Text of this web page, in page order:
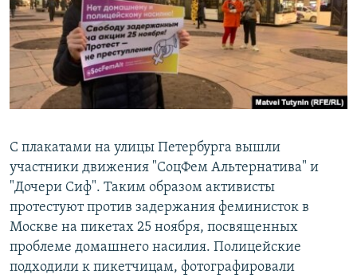
С плакатами на улицы Петербурга вышли
участники движения "СоцФем Альтернатива" и
"Дочери Сиф". Таким образом активисты
протестуют против задержания феминисток в
Москве на пикетах 25 ноября, посвященных
проблеме домашнего насилия. Полицейские
подходили к пикетчицам, фотографировали